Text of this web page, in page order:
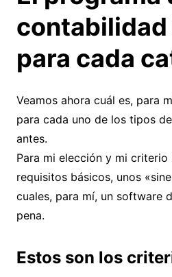
contabilidad
para cada
Veamos ahora cuál es, para
para cada uno de los tipos
antes.
Para mi elección y mi
requisitos básicos, unos
cuales, para mí, un software
pena.
Estos son los